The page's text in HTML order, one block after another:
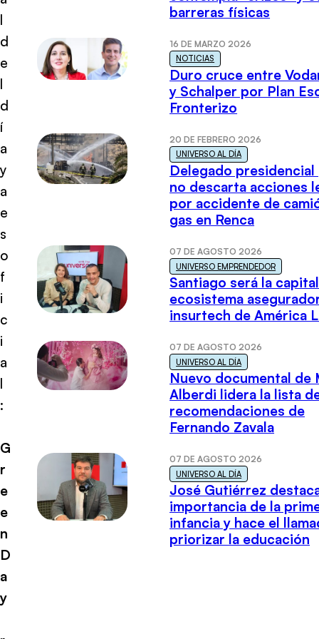
l
d
e
l
d
í
a
y
a
e
s
o
f
i
c
i
a
l
:
G
r
e
e
n
D
a
y
barreras físicas
16 DE MARZO 2026
NOTICIAS
Duro cruce entre
y Schalper por Plan
Fronterizo
20 DE FEBRERO 2026
UNIVERSO AL DÍA
Delegado presidencial
no descarta acciones
por accidente de
gas en Renca
07 DE AGOSTO 2026
UNIVERSO EMPRENDEDOR
Santiago será la
ecosistema
insurtech de América
07 DE AGOSTO 2026
UNIVERSO AL DÍA
Nuevo documental de
Alberdi lidera la lista
recomendaciones de
Fernando Zavala
07 DE AGOSTO 2026
UNIVERSO AL DÍA
José Gutiérrez
importancia de la
infancia y hace el
priorizar la educación